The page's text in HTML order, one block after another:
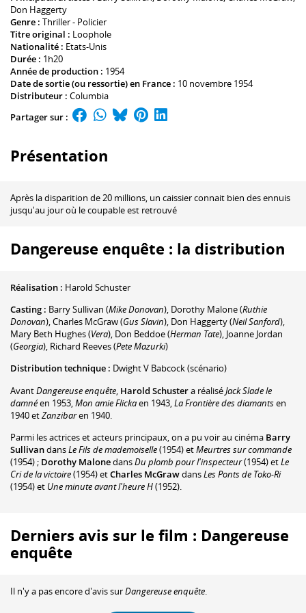
Don Haggerty
Genre : Thriller - Policier
Titre original : Loophole
Nationalité : Etats-Unis
Durée : 1h20
Année de production : 1954
Date de sortie (ou ressortie) en France : 10 novembre 1954
Distributeur : Columbia
Partager sur :
Présentation
Après la disparition de 20 millions, un caissier connait bien des ennuis
jusqu'au jour où le coupable est retrouvé
Dangereuse enquête : la distribution
Réalisation : Harold Schuster
Casting : Barry Sullivan (Mike Donovan), Dorothy Malone(Ruthie
Donovan),Charles McGraw(Gus Slavin), Don Haggerty(Neil Sanford),
Mary Beth Hughes(Vera), Don Beddoe(Herman Tate), Joanne Jordan
(Georgia), Richard Reeves(Pete Mazurki)
Distribution technique : Dwight V Babcock(scénario)
AvantDangereuse enquête, Harold Schustera réaliséJack Slade le
damnéen 1953,Mon amie Flickaen 1943,La Frontière des diamantsen
1940 etZanzibaren 1940.
Parmi les actrices et acteurs principaux, on a pu voir au cinéma Barry
SullivandansLe Fils de mademoiselle(1954) etMeurtres sur commande
(1954) ; Dorothy MalonedansDu plomb pour l'inspecteur(1954) etLe
Cri de la victoire(1954) etCharles McGrawdansLes Ponts de Toko-Ri
(1954) et Une minute avant l'heure H(1952).
Derniers avis sur le film : Dangereuse
enquête
Il n'y a pas encore d'avis surDangereuse enquête